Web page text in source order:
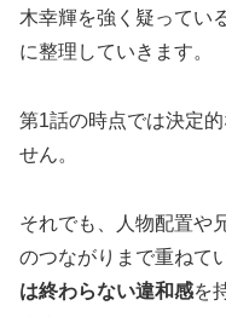
木幸輝を強く疑ってい
に整理していきます。
第1話の時点では決定
せん。
それでも、人物配置や
のつながりまで重ねて
は終わらない違和感を